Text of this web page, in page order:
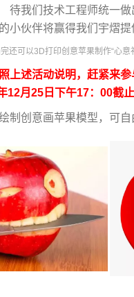
待我们技术工程师统一做
小伙伴将赢得我们宇熠提
完还可以3D打印创意苹果制作“心意
上述活动说明，赶紧来参
12月25日下午17：00截
制创意画苹果模型，可